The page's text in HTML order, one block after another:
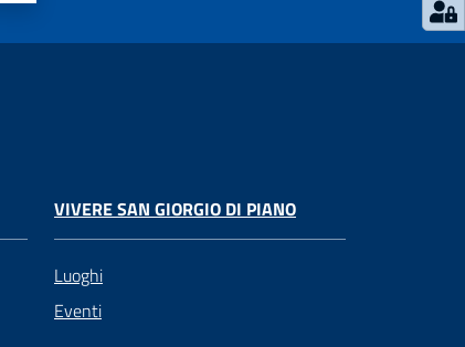
VIVERE SAN GIORGIO DI PIANO
Luoghi
Eventi